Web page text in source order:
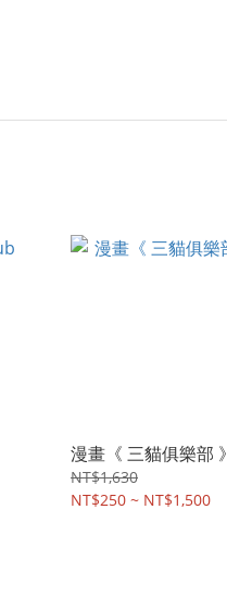
漫畫《 三貓俱樂部 》
NT$1,630
NT$250 ~ NT$1,500